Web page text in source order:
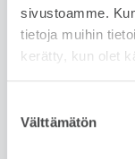
sivustoamme.
tietoja muihin
kerätty, kun olet
valinta
Välttämätön
Automyyjä
FIN, ENG